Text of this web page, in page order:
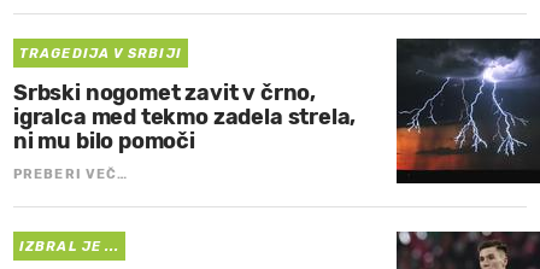
TRAGEDIJA V SRBIJI
Srbski nogomet zavit v črno,
igralca med tekmo zadela strela,
ni mu bilo pomoči
PREBERI VEČ…
IZBRAL JE ...